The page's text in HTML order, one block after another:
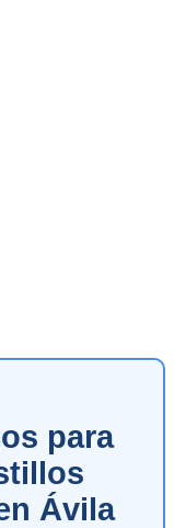
para
Ávila